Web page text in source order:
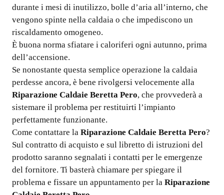
durante i mesi di inutilizzo, bolle d’aria all’interno, che
vengono spinte nella caldaia o che impediscono un
riscaldamento omogeneo.
È buona norma sfiatare i caloriferi ogni autunno, prima
dell’accensione.
Se nonostante questa semplice operazione la caldaia
perdesse ancora, è bene rivolgersi velocemente alla
Riparazione Caldaie Beretta Pero, che provvederà a
sistemare il problema per restituirti l’impianto
perfettamente funzionante.
Come contattare la Riparazione Caldaie Beretta Pero?
Sul contratto di acquisto e sul libretto di istruzioni del
prodotto saranno segnalati i contatti per le emergenze
del fornitore. Ti basterà chiamare per spiegare il
problema e fissare un appuntamento per la Riparazione